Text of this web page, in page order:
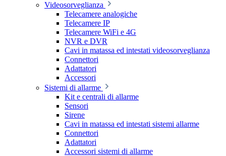
Videosorveglianza
Telecamere analogiche
Telecamere IP
Telecamere WiFi e 4G
NVR e DVR
Cavi in matassa ed intestati videosorveglianza
Connettori
Adattatori
Accessori
Sistemi di allarme
Kit e centrali di allarme
Sensori
Sirene
Cavi in matassa ed intestati sistemi allarme
Connettori
Adattatori
Accessori sistemi di allarme